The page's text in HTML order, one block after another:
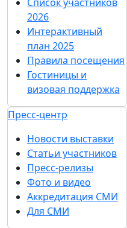
2026
Интерактивный
план 2025
Правила посещения
Гостиницы и
визовая поддержка
Пресс-центр
Новости выставки
Статьи участников
Пресс-релизы
Фото и видео
Аккредитация СМИ
Для СМИ